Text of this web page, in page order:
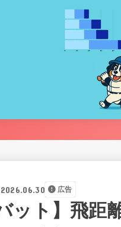
2026.06.30 広告
ット】飛